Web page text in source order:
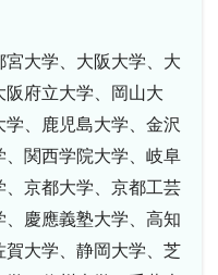
大学、大阪大学、大
阪府立大学、岡山大
、鹿児島大学、金沢
、関西学院大学、岐阜
、京都大学、京都工芸
慶應義塾大学、高知
賀大学、静岡大学、芝